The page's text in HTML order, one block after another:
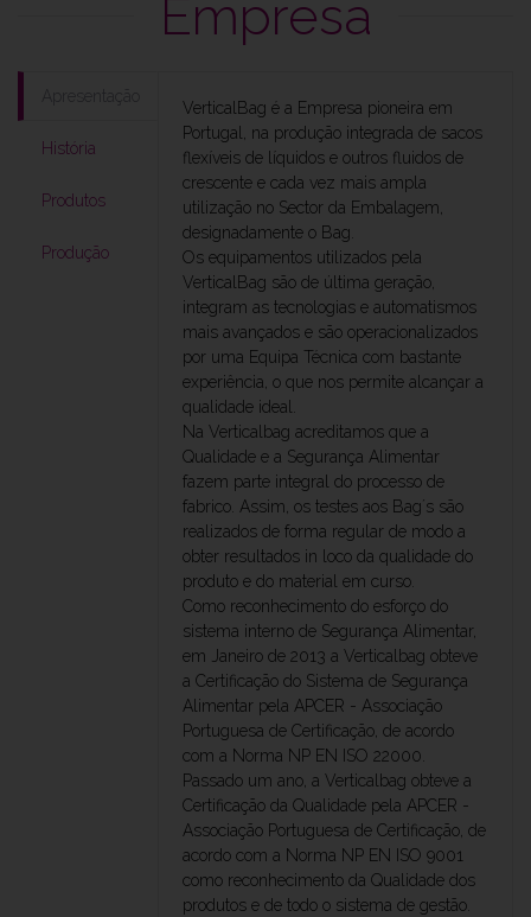
Empresa
História
Produtos
Produção
VerticalBag é a Empresa pioneira em
Portugal, na produção integrada de sacos
flexíveis de líquidos e outros fluidos de
crescente e cada vez mais ampla
utilização no Sector da Embalagem,
designadamente o Bag.
Os equipamentos utilizados pela
VerticalBag são de última geração,
integram as tecnologias e automatismos
mais avançados e são operacionalizados
por uma Equipa Técnica com bastante
experiência, o que nos permite alcançar a
qualidade ideal.
Na Verticalbag acreditamos que a
Qualidade e a Segurança Alimentar
fazem parte integral do processo de
fabrico. Assim, os testes aos Bag´s são
realizados de forma regular de modo a
obter resultados in loco da qualidade do
produto e do material em curso.
Como reconhecimento do esforço do
sistema interno de Segurança Alimentar,
em Janeiro de 2013 a Verticalbag obteve
a Certificação do Sistema de Segurança
Alimentar pela APCER - Associação
Portuguesa de Certificação, de acordo
com a Norma NP EN ISO 22000.
Passado um ano, a Verticalbag obteve a
Certificação da Qualidade pela APCER -
Associação Portuguesa de Certificação, de
acordo com a Norma NP EN ISO 9001
como reconhecimento da Qualidade dos
produtos e de todo o sistema de gestão.